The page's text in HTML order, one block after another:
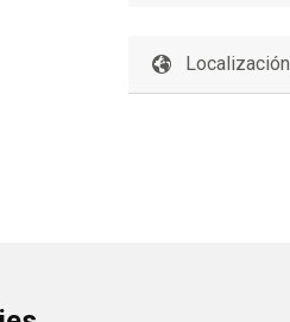
Localización